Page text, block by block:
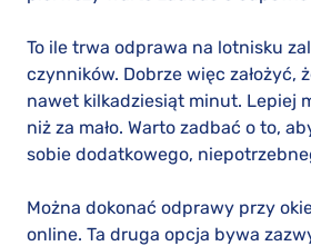
To ile trwa odprawa na lotnisku
czynników. Dobrze więc założyć,
nawet kilkadziesiąt minut. Lepiej
niż za mało. Warto zadbać o to,
sobie dodatkowego,
Można dokonać odprawy przy
online. Ta druga opcja bywa